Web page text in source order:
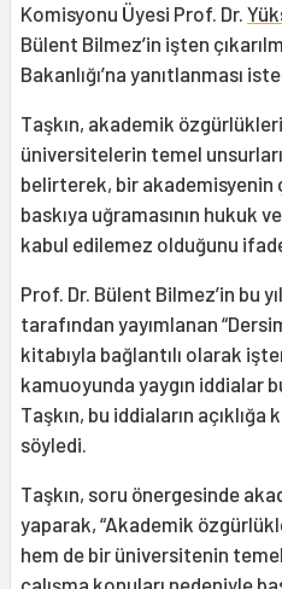
Komisyonu Üyesi Prof. Dr.
Bülent Bilmez’in işten
Bakanlığı’na yanıtlanması
Taşkın, akademik
üniversitelerin temel
belirterek, bir akademisyenin
baskıya uğramasının hukuk
kabul edilemez olduğunu
Prof. Dr. Bülent Bilmez’in bu
tarafından yayımlanan
kitabıyla bağlantılı olarak
kamuoyunda yaygın iddialar
Taşkın, bu iddiaların
söyledi.
Taşkın, soru önergesinde
yaparak, “Akademik
hem de bir üniversitenin